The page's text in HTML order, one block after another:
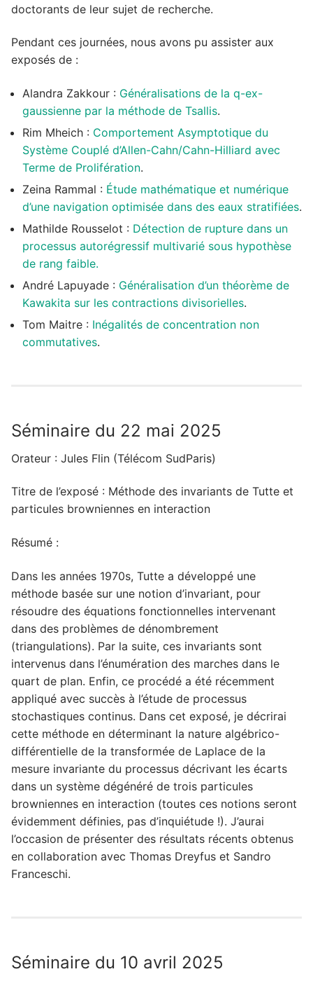
doctorants de leur sujet de recherche.
Pendant ces journées, nous avons pu assister aux
exposés de :
Alandra Zakkour : Généralisations de la q-ex-
gaussienne par la méthode de Tsallis.
Rim Mheich : Comportement Asymptotique du
Système Couplé d’Allen-Cahn/Cahn-Hilliard avec
Terme de Prolifération.
Zeina Rammal : Étude mathématique et numérique
d’une navigation optimisée dans des eaux stratifiées.
Mathilde Rousselot : Détection de rupture dans un
processus autorégressif multivarié sous hypothèse
de rang faible.
André Lapuyade : Généralisation d’un théorème de
Kawakita sur les contractions divisorielles.
Tom Maitre : Inégalités de concentration non
commutatives.
Séminaire du 22 mai 2025
Orateur : Jules Flin (Télécom SudParis)
Titre de l’exposé : Méthode des invariants de Tutte et
particules browniennes en interaction
Résumé :
Dans les années 1970s, Tutte a développé une
méthode basée sur une notion d’invariant, pour
résoudre des équations fonctionnelles intervenant
dans des problèmes de dénombrement
(triangulations). Par la suite, ces invariants sont
intervenus dans l’énumération des marches dans le
quart de plan. Enfin, ce procédé a été récemment
appliqué avec succès à l’étude de processus
stochastiques continus. Dans cet exposé, je décrirai
cette méthode en déterminant la nature algébrico-
différentielle de la transformée de Laplace de la
mesure invariante du processus décrivant les écarts
dans un système dégénéré de trois particules
browniennes en interaction (toutes ces notions seront
évidemment définies, pas d’inquiétude !). J’aurai
l’occasion de présenter des résultats récents obtenus
en collaboration avec Thomas Dreyfus et Sandro
Franceschi.
Séminaire du 10 avril 2025